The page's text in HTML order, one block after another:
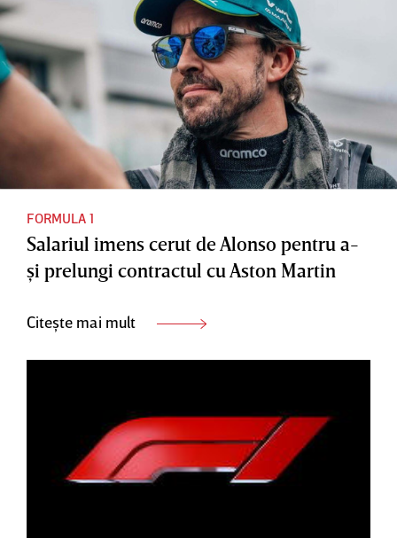
FORMULA 1
Salariul imens cerut de Alonso pentru a-
şi prelungi contractul cu Aston Martin
Citește mai mult